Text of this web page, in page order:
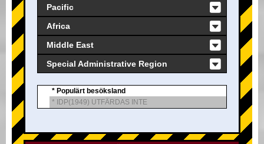
Pacific
Africa
Middle East
Special Administrative Region
* Populärt besöksland
* IDP(1949) UTFÄRDAS INTE